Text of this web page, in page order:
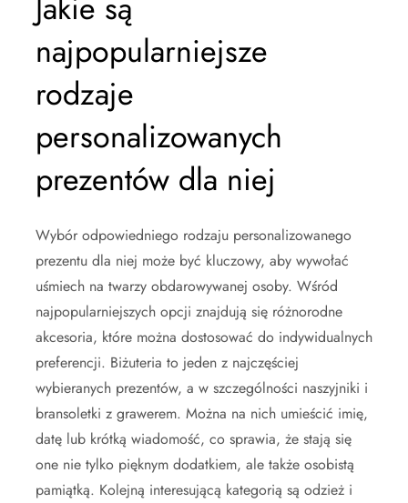
najpopularniejsze
rodzaje
personalizowanych
prezentów dla niej
Wybór odpowiedniego rodzaju personalizowanego
prezentu dla niej może być kluczowy, aby wywołać
uśmiech na twarzy obdarowywanej osoby. Wśród
najpopularniejszych opcji znajdują się różnorodne
akcesoria, które można dostosować do indywidualnych
preferencji. Biżuteria to jeden z najczęściej
wybieranych prezentów, a w szczególności naszyjniki i
bransoletki z grawerem. Można na nich umieścić imię,
datę lub krótką wiadomość, co sprawia, że stają się
one nie tylko pięknym dodatkiem, ale także osobistą
pamiątką. Kolejną interesującą kategorią są odzież i